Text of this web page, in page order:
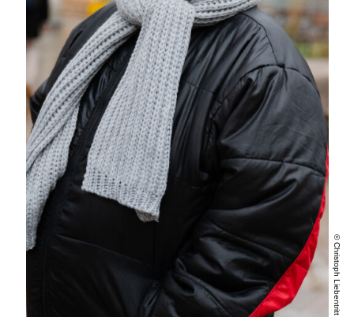
© Christoph Liebentritt